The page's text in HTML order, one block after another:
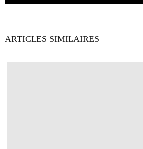
ARTICLES SIMILAIRES